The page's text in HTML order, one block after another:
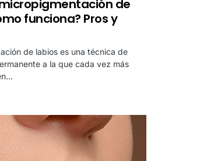
de
funciona? Pros y
de labios es una técnica de
a la que cada vez más